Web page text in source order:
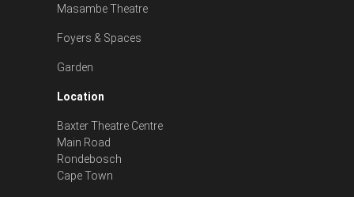
Masambe Theatre
Foyers & Spaces
Garden
Location
Baxter Theatre Centre
Main Road
Rondebosch
Cape Town